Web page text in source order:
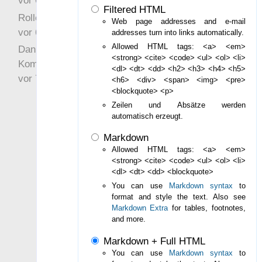
Filtered HTML
Web page addresses and e-mail
addresses turn into links automatically.
Allowed HTML tags: <a> <em>
<strong> <cite> <code> <ul> <ol> <li>
<dl> <dt> <dd> <h2> <h3> <h4> <h5>
<h6> <div> <span> <img> <pre>
<blockquote> <p>
Zeilen und Absätze werden
automatisch erzeugt.
Markdown
Allowed HTML tags: <a> <em>
<strong> <cite> <code> <ul> <ol> <li>
<dl> <dt> <dd> <blockquote>
You can use
Markdown syntax to
format and style the text. Also see
Markdown Extrafor tables, footnotes,
and more.
Markdown + Full HTML
You can use Markdown syntax to
Rollenspielrunde
vor 6 Jahre 10 Wochen
Danke für Deinen
Kommentar!
vor 7 Jahre 22 Wochen